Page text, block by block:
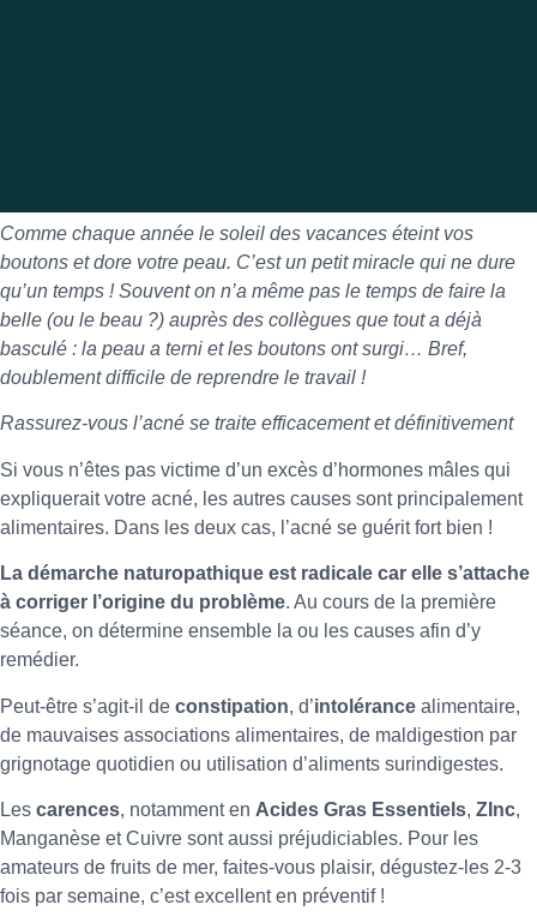
Comme chaque année le soleil des vacances éteint vos
boutons et dore votre peau. C’est un petit miracle qui ne dure
qu’un temps ! Souvent on n’a même pas le temps de faire la
belle (ou le beau ?) auprès des collègues que tout a déjà
basculé : la peau a terni et les boutons ont surgi… Bref,
doublement difficile de reprendre le travail !
Rassurez-vous l’acné se traite efficacement et définitivement
Si vous n’êtes pas victime d’un excès d’hormones mâles qui
expliquerait votre acné, les autres causes sont principalement
alimentaires. Dans les deux cas, l’acné se guérit fort bien !
La démarche naturopathique est radicale car elle s’attache
à corriger l’origine du problème. Au cours de la première
séance, on détermine ensemble la ou les causes afin d’y
remédier.
Peut-être s’agit-il de constipation, d’intolérance alimentaire,
de mauvaises associations alimentaires, de maldigestion par
grignotage quotidien ou utilisation d’aliments surindigestes.
Les carences, notamment en Acides Gras Essentiels, ZInc,
Manganèse et Cuivre sont aussi préjudiciables. Pour les
amateurs de fruits de mer, faites-vous plaisir, dégustez-les 2-3
fois par semaine, c’est excellent en préventif !